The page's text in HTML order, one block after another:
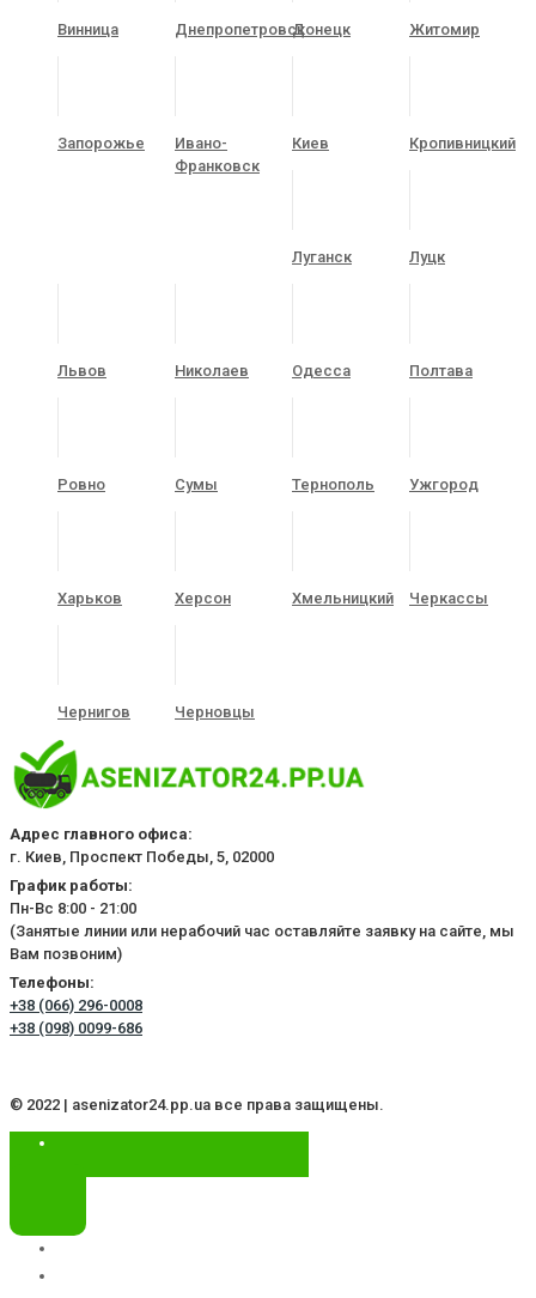
Винница ДнепропетровскДонецк Житомир
Запорожье
Ивано-
Франковск
Киев Кропивницкий
Луганск Луцк
Львов Николаев Одесса Полтава
Ровно Сумы Тернополь Ужгород
Харьков Херсон Хмельницкий Черкассы
Чернигов Черновцы
Адрес главного офиса:
г. Киев, Проспект Победы, 5, 02000
График работы:
Пн-Вс 8:00 - 21:00
(Занятые линии или нерабочий час оставляйте заявку на сайте, мы
Вам позвоним)
Телефоны:
+38 (066) 296-0008
+38 (098) 0099-686
© 2022 | asenizator24.pp.ua все права защищены.